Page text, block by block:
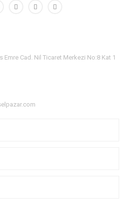
Emre Cad. Nil Ticaret Merkezi No:8 Kat 1